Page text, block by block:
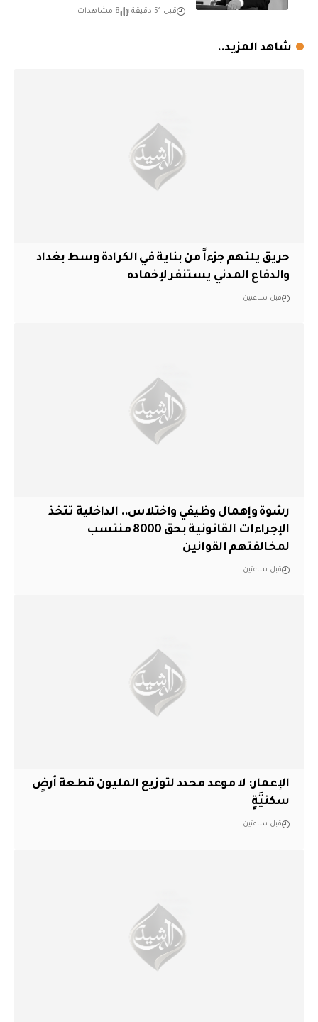
قبل 51 دقيقة 8 مشاهدات
شاهد المزيد..
حريق يلتهم جزءاً من بناية في الكرادة وسط بغداد
والدفاع المدني يستنفر لإخماده
قبل ساعتين
رشوة وإهمال وظيفي واختلاس.. الداخلية تتخذ
الإجراءات القانونية بحق 8000 منتسب
لمخالفتهم القوانين
قبل ساعتين
الإعمار: لا موعد محدد لتوزيع المليون قطعة أرضٍ
سكنيَّةٍ
قبل ساعتين